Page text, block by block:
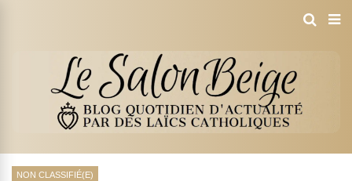
NON CLASSIFIÉ(E)